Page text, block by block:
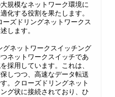
規模なネットワーク環境に
化する役割を果たします。
ズドリングネットワークス
します。
グネットワークスイッチング
ネットワークスイッチであ
採用しています。これは、
しつつ、高速なデータ転送
。クローズドリングネット
グ状に接続されており、ひ